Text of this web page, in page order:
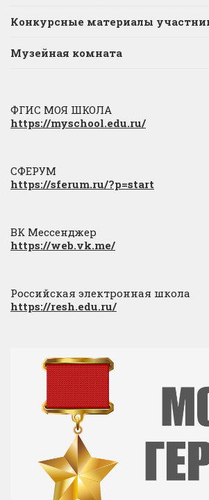
Конкурсные материалы
Музейная комната
ФГИС МОЯ ШКОЛА
https://myschool.edu.ru/
СФЕРУМ
https://sferum.ru/?p=start
ВК Мессенджер
https://web.vk.me/
Российская электронная школа
https://resh.edu.ru/